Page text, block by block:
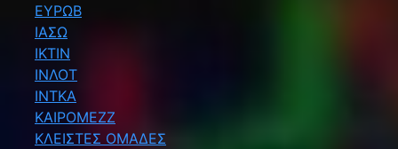
ΕΥΡΩΒ
ΙΑΣΩ
ΙΚΤΙΝ
ΙΝΛΟΤ
ΙΝΤΚΑ
ΚΑΙΡΟΜΕΖΖ
ΚΛΕΙΣΤΕΣ ΟΜΑΔΕΣ